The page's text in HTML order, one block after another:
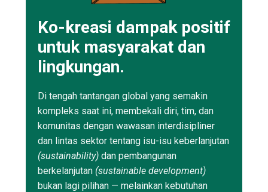
Ko-kreasi dampak positif
untuk masyarakat dan
lingkungan.
Di tengah tantangan global yang semakin
kompleks saat ini, membekali diri, tim, dan
komunitas dengan wawasan interdisipliner
dan lintas sektor tentang isu-isu keberlanjutan
(sustainability) dan pembangunan
berkelanjutan (sustainable development)
bukan lagi pilihan — melainkan kebutuhan